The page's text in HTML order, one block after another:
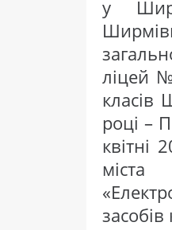
у
ліцей
класів
році –
засобів